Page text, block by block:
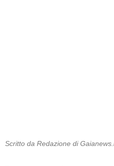
Scritto da Redazione di